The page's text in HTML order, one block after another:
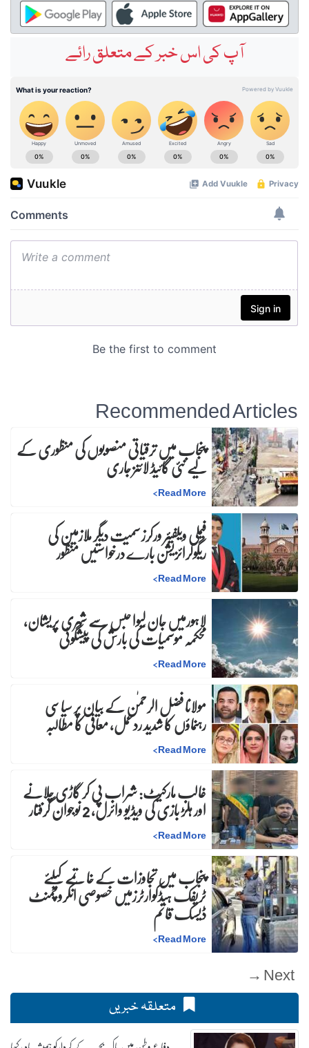
آپ کی اس خبر کے متعلق رائے
Recommended Articles
پنجاب میں ترقیاتی منصوبوں کی منظوری کے
لیے نئی گائیڈ لائنز جاری
Read More
>
فیملی ویلفیئر ورکرز سمیت دیگر ملازمین کی
ریگولرائزیشن بارے درخواستیں منظور
Read More
>
لاہورمیں جان لیوا حبس سے شہری پریشان،
محکمہ موسمیات کی بارش کی پیشگوئی
Read More
>
مولانا فضل الرحمٰن کے بیان پر سیاسی
رہنماؤں کا شدید ردعمل، معافی کا مطالبہ
Read More
>
غالب مارکیٹ: شراب پی کر گاڑی چلانے
اور ہلڑ بازی کی ویڈیو وائرل، 2 نوجوان گرفتار
Read More
>
پنجاب میں تجاوزات کے خاتمے کیلئے
ٹریفک ہیڈکوارٹرزمیں خصوصی انکروچمنٹ
ڈیسک قائم
Read More
>
Next →
متعلقہ خبریں